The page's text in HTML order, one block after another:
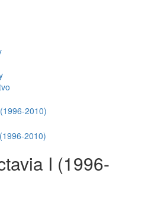
2010)
I (1996-